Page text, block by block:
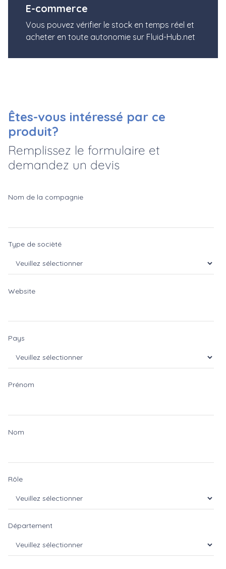
E-commerce
Vous pouvez vérifier le stock en temps réel et
acheter en toute autonomie sur Fluid-Hub.net
Êtes-vous intéressé par ce
produit?
Remplissez le formulaire et
demandez un devis
Nom de la compagnie
Type de socièté
Website
Pays
Prénom
Nom
Rôle
Département